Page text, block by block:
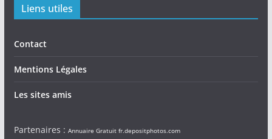
Liens utiles
Contact
Mentions Légales
Les sites amis
Partenaires : Annuaire Gratuit fr.depositphotos.com